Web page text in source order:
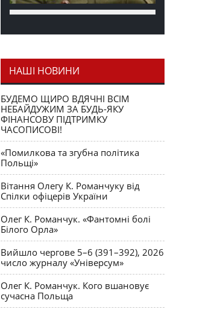
НАШІ НОВИНИ
БУДЕМО ЩИРО ВДЯЧНІ ВСІМ
НЕБАЙДУЖИМ ЗА БУДЬ-ЯКУ
ФІНАНСОВУ ПІДТРИМКУ
ЧАСОПИСОВІ!
«Помилкова та згубна політика
Польщі»
Вітання Олегу К. Романчуку від
Спілки офіцерів України
Олег К. Романчук. «Фантомні болі
Білого Орла»
Вийшло чергове 5–6 (391–392), 2026
число журналу «Універсум»
Олег К. Романчук. Кого вшановує
сучасна Польща